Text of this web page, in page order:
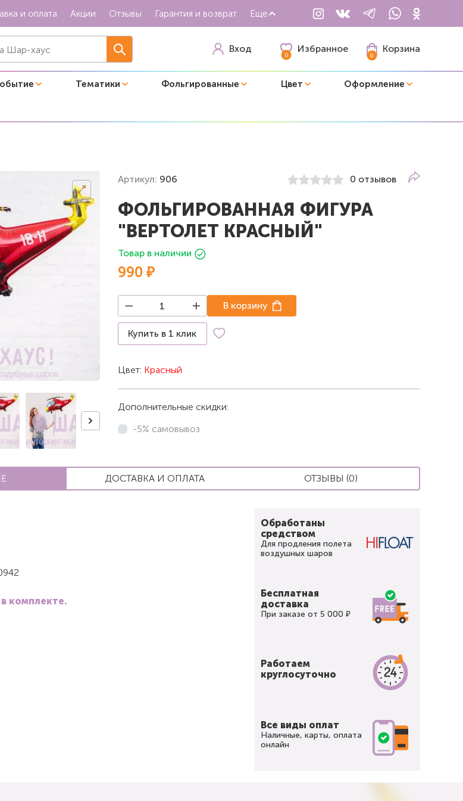
и оплата Акции Отзывы Гарантия и возврат Еще
Вход
0
Избранное
0
Корзина
Тематики Фольгированные Цвет Оформление
Артикул: 906 0 отзывов
ФОЛЬГИРОВАННАЯ ФИГУРА
"ВЕРТОЛЕТ КРАСНЫЙ"
Товар в наличии
990 ₽
Купить в 1 клик
В корзину
Цвет: Красный
Дополнительные скидки:
-5% самовывоз
ДОСТАВКА И ОПЛАТА ОТЗЫВЫ (0)
комплекте.
Обработаны
средством
Для продления полета
воздушных шаров
Бесплатная
доставка
При заказе от 5 000 ₽
Работаем
круглосуточно
Все виды оплат
Наличные, карты, оплата
онлайн